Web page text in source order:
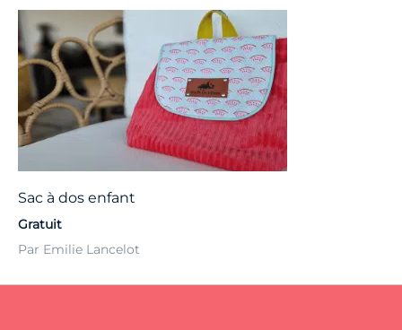
Sac à dos enfant
Gratuit
Par Emilie Lancelot